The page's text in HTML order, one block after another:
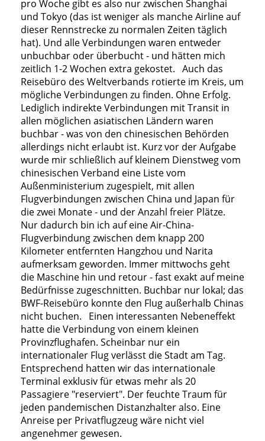
pro Woche gibt es also nur zwischen Shanghai
und Tokyo (das ist weniger als manche Airline auf
dieser Rennstrecke zu normalen Zeiten täglich
hat). Und alle Verbindungen waren entweder
unbuchbar oder überbucht - und hätten mich
zeitlich 1-2 Wochen extra gekostet. Auch das
Reisebüro des Weltverbands rotierte im Kreis, um
mögliche Verbindungen zu finden. Ohne Erfolg.
Lediglich indirekte Verbindungen mit Transit in
allen möglichen asiatischen Ländern waren
buchbar - was von den chinesischen Behörden
allerdings nicht erlaubt ist. Kurz vor der Aufgabe
wurde mir schließlich auf kleinem Dienstweg vom
chinesischen Verband eine Liste vom
Außenministerium zugespielt, mit allen
Flugverbindungen zwischen China und Japan für
die zwei Monate - und der Anzahl freier Plätze.
Nur dadurch bin ich auf eine Air-China-
Flugverbindung zwischen dem knapp 200
Kilometer entfernten Hangzhou und Narita
aufmerksam geworden. Immer mittwochs geht
die Maschine hin und retour - fast exakt auf meine
Bedürfnisse zugeschnitten. Buchbar nur lokal; das
BWF-Reisebüro konnte den Flug außerhalb Chinas
nicht buchen. Einen interessanten Nebeneffekt
hatte die Verbindung von einem kleinen
Provinzflughafen. Scheinbar nur ein
internationaler Flug verlässt die Stadt am Tag.
Entsprechend hatten wir das internationale
Terminal exklusiv für etwas mehr als 20
Passagiere "reserviert". Der feuchte Traum für
jeden pandemischen Distanzhalter also. Eine
Anreise per Privatflugzeug wäre nicht viel
angenehmer gewesen.